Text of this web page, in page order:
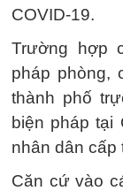
COVID-19.
Trường hợp
pháp phòng,
thành phố
biện pháp tại
nhân dân cấp
Căn cứ vào